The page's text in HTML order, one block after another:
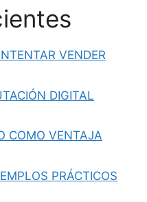
VENDER
DIGITAL
COMO VENTAJA
PRÁCTICOS